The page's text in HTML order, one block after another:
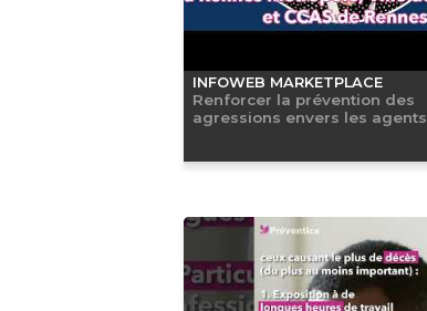
INFOWEB MARKETPLACE
Renforcer la prévention des
agressions envers les agents